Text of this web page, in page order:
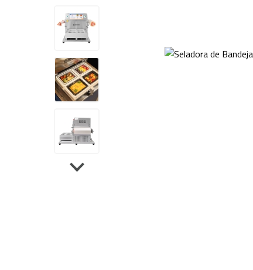
Tanque de Encolhimento
Peças de Reposição
Outros Equipamentos
Bancas